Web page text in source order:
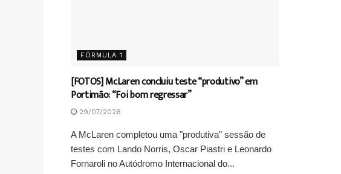
FÓRMULA 1
[FOTOS] McLaren concluiu teste “produtivo” em
Portimão: “Foi bom regressar”
29/07/2026
A McLaren completou uma "produtiva" sessão de
testes com Lando Norris, Oscar Piastri e Leonardo
Fornaroli no Autódromo Internacional do...